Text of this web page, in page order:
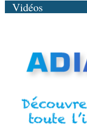
Vidéos